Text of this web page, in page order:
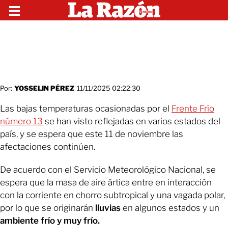
Por: YOSSELIN PÉREZ 11/11/2025 02:22:30
Las bajas temperaturas ocasionadas por el Frente Frío
número 13 se han visto reflejadas en varios estados del
país, y se espera que este 11 de noviembre las
afectaciones continúen.
De acuerdo con el Servicio Meteorológico Nacional, se
espera que la masa de aire ártica entre en interacción
con la corriente en chorro subtropical y una vagada polar,
por lo que se originarán lluvias en algunos estados y un
ambiente frío y muy frío.